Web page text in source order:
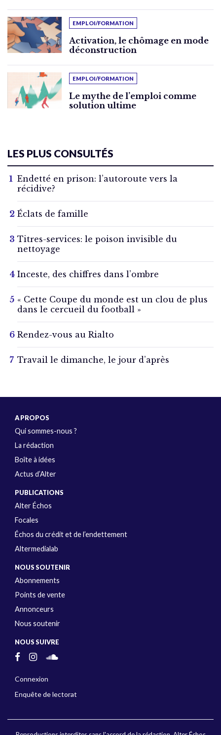
EMPLOI/FORMATION
Activation, le chômage en mode
déconstruction
EMPLOI/FORMATION
Le mythe de l’emploi comme
solution ultime
LES PLUS CONSULTÉS
Endetté en prison: l’autoroute vers la
récidive?
Éclats de famille
Titres-services: le poison invisible du
nettoyage
Inceste, des chiffres dans l’ombre
« Cette Coupe du monde est un clou de plus
dans le cercueil du football »
Rendez-vous au Rialto
Travail le dimanche, le jour d’après
A PROPOS
Qui sommes-nous ?
La rédaction
Boîte à idées
Actus d’Alter
PUBLICATIONS
Alter Échos
Focales
Échos du crédit et de l’endettement
Altermedialab
NOUS SOUTENIR
Abonnements
Points de vente
Annonceurs
Nous soutenir
NOUS SUIVRE
Connexion
Enquête de lectorat